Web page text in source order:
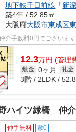
地下鉄千日前線 「新
築4年 / 52.85㎡
大阪府大阪市東成区
介手数料0円でございます
12.3万円 (管理
敷金 0ヶ月 礼金
3階 / 2LDK /
ハイツ緑橋 仲
仲手無料 敷0